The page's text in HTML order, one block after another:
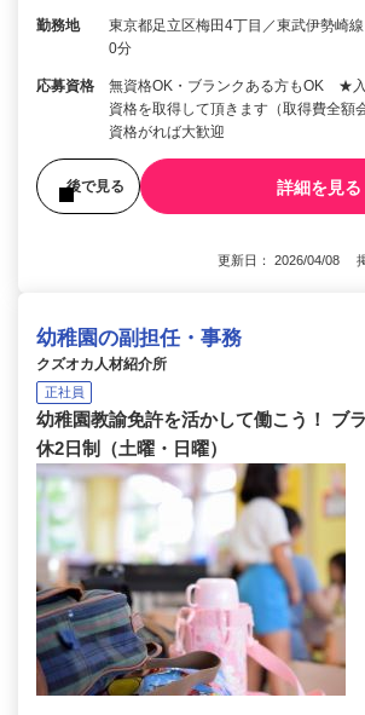
勤務地
東京都足立区梅田4丁目／東武伊勢崎
0分
応募資格
無資格OK・ブランクある方もOK ★
資格を取得して頂きます（取得費全
資格がれば大歓迎
後で見る 詳細を見る
更新日： 2026/04/08
幼稚園の副担任・事務
クズオカ人材紹介所
正社員
幼稚園教諭免許を活かして働こう！ ブ
休2日制（土曜・日曜）